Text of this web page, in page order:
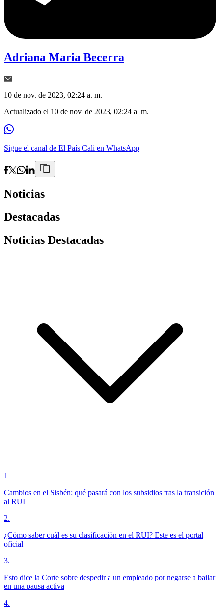
Adriana Maria Becerra
10 de nov. de 2023, 02:24 a. m.
Actualizado el 10 de nov. de 2023, 02:24 a. m.
Sigue el canal de El País Cali en WhatsApp
Noticias
Destacadas
Noticias Destacadas
1 .
Cambios en el Sisbén: qué pasará con los subsidios tras la transición
al RUI
2.
¿Cómo saber cuál es su clasificación en el RUI? Este es el portal
oficial
3.
Esto dice la Corte sobre despedir a un empleado por negarse a bailar
en una pausa activa
4.